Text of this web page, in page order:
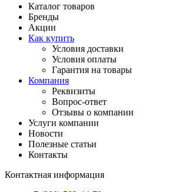
Каталог товаров
Бренды
Акции
Как купить
Условия доставки
Условия оплаты
Гарантия на товары
Компания
Реквизиты
Вопрос-ответ
Отзывы о компании
Услуги компании
Новости
Полезные статьи
Контакты
Контактная информация